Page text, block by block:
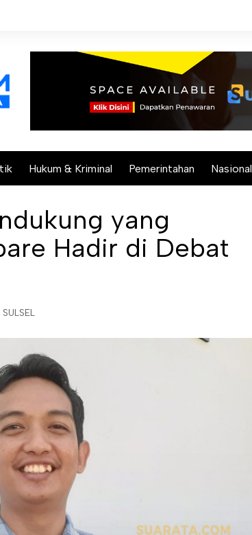
Hukum & Kriminal Pemerintahan Nasional
yang
Hadir di Debat
SULSEL